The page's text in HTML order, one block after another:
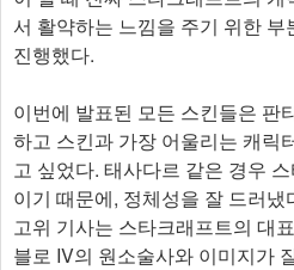
서 활약하는 느낌을 주기 위한
진행했다.
이번에 발표된 모든 스킨들은 판
하고 스킨과 가장 어울리는 캐릭
고 싶었다. 태사다르 같은 경우
이기 때문에, 정체성을 잘 드러
고위 기사는 스타크래프트의 대
블로 IV의 원소술사와 이미지가